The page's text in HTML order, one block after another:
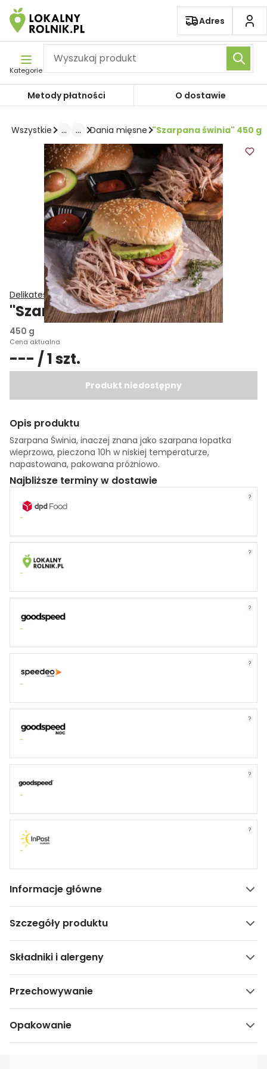
Pomiń nawigację
Adres
Kategorie
Metody płatności O dostawie
Wszystkie ... ... Dania mięsne "Szarpana świnia" 450 g
Delikatesy Smakosza
"Szarpana świnia"
450 g
Cena aktualna
--- / 1 szt.
Produkt niedostępny
Opis produktu
Szarpana Świnia, inaczej znana jako szarpana łopatka
wieprzowa, pieczona 10h w niskiej temperaturze,
napastowana, pakowana próżniowo.
Najbliższe terminy w dostawie
?
?
?
?
?
?
?
Informacje główne
Szczegóły produktu
Składniki i alergeny
Przechowywanie
Opakowanie